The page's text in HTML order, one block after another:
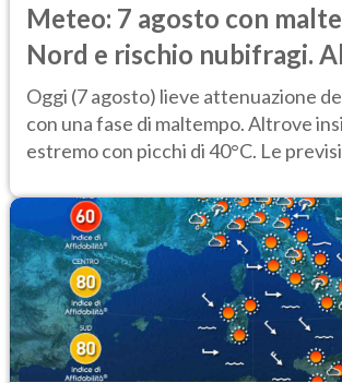
Meteo: 7 agosto con
Nord e rischio nubifragi.
caldo estremo
Oggi (7 agosto) lieve attenuazione
con una fase di maltempo. Altrove
estremo con picchi di 40°C. Le